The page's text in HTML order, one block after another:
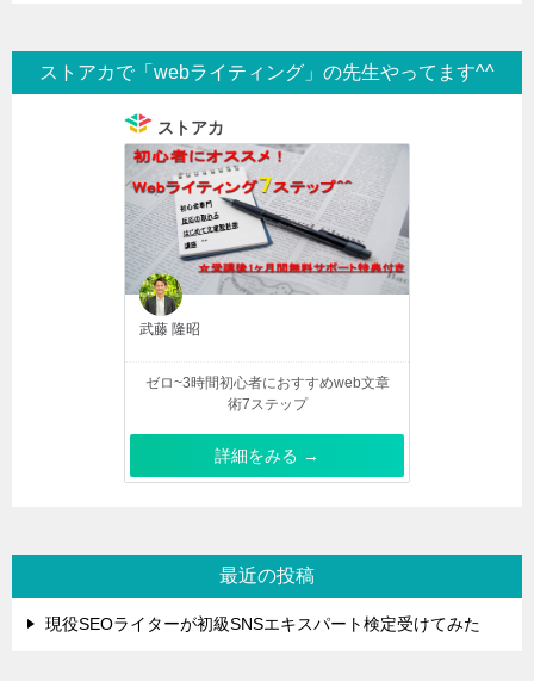
ストアカで「webライティング」の先生やってます^^
ストアカ
武藤 隆昭
ゼロ~3時間初心者におすすめweb文章
術7ステップ
詳細をみる →
最近の投稿
現役SEOライターが初級SNSエキスパート検定受けてみた